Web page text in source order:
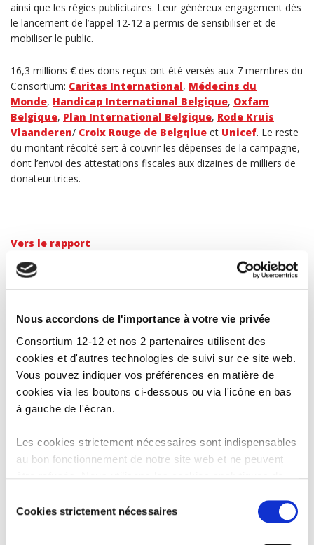
Nous accordons de l'importance à votre vie privée
Consortium 12-12 et nos 2 partenaires utilisent des
cookies et d'autres technologies de suivi sur ce site web.
Vous pouvez indiquer vos préférences en matière de
cookies via les boutons ci-dessous ou via l'icône en bas
à gauche de l'écran.
Les cookies strictement nécessaires sont indispensables
au bon fonctionnement de notre site web et ne peuvent
services. Les cookies fonctionnels permettent de
duCookies strictement nécessaires
ainsi que les régies publicitaires. Leur généreux engagement dès
le lancement de l’appel 12-12 a permis de sensibiliser et de
mobiliser le public.
16,3 millions € des dons reçus ont été versés aux 7 membres du
Consortium: Caritas International, Médecins du
Monde, Handicap International Belgique, Oxfam
Belgique, Plan International Belgique, Rode Kruis
Vlaanderen/ Croix Rouge de Belgqiue et Unicef. Le reste
du montant récolté sert à couvrir les dépenses de la campagne,
dont l’envoi des attestations fiscales aux dizaines de milliers de
donateur.trices.
Vers le rapport
Photo: © Caritas Italie – Santina Morciano